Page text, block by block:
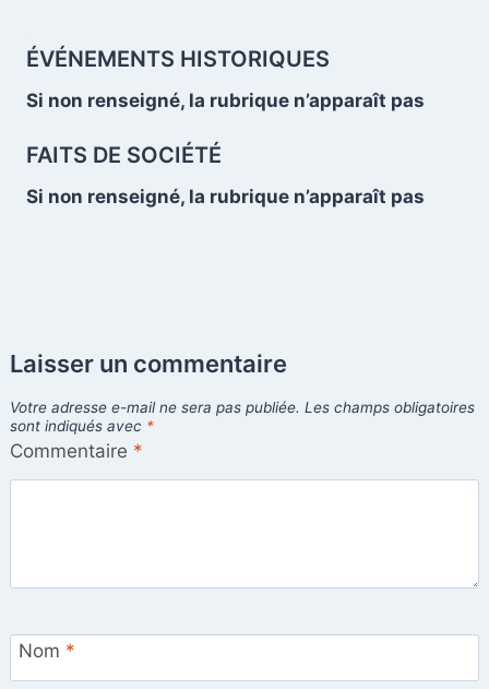
ÉVÉNEMENTS HISTORIQUES
Si non renseigné, la rubrique n’apparaît pas
FAITS DE SOCIÉTÉ
Si non renseigné, la rubrique n’apparaît pas
Laisser un commentaire
Votre adresse e-mail ne sera pas publiée. Les champs obligatoires
sont indiqués avec *
Commentaire *
Nom *